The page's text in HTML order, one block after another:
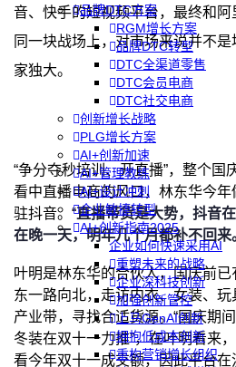
品牌DTC方案
RGM增长方案
品牌DTC转型
DTC全渠道零售
DTC会员电商
DTC社交电商
创新增长战略
PLG增长方案
AI+创新加速
AI+管理教练
AI+设计冲刺
企业敏捷转型
AI+创新指南2025
企业如何快速采用AI
重塑未来的战略
企业深科技创新
加强创新管控
上马GenAI创新
拥抱低成本创新
重构营销增长组织
音、快手的短视频平台，最终和
同一块战场上，对市场来说并不
家独大。
“争分夺秒培训、开直播”，整个国
看中直播电商的风口，林东华今
驻抖音。“直播带货是大势，抖音
在晚一天，明年几个月都补不回来
叶明是林东华的合伙人，国庆前
东一路向北，走访内衣、女装、
产业带，寻找合适货源。“国庆期
冬装在双十一力推”，在叶明看来
看今年双十一成交额，因此平台在